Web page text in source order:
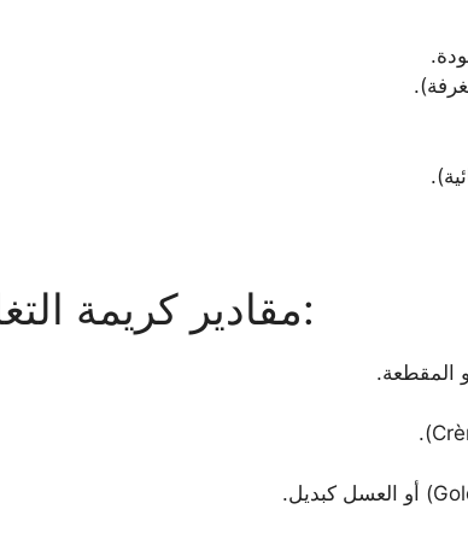
مقادير كريمة التغليف (الصوص):
المقطعة.